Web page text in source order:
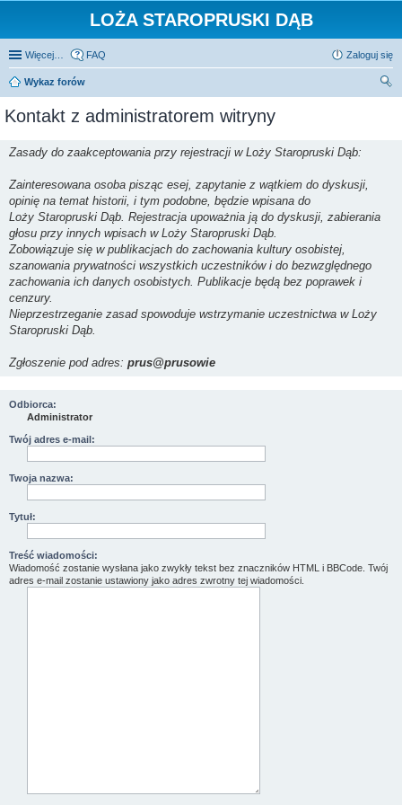
LOŻA STAROPRUSKI DĄB
Więcej… FAQ Zaloguj się
Wykaz forów
Kontakt z administratorem witryny
Zasady do zaakceptowania przy rejestracji w Loży Staropruski Dąb:
Zainteresowana osoba pisząc esej, zapytanie z wątkiem do dyskusji,
opinię na temat historii, i tym podobne, będzie wpisana do
Loży Staropruski Dąb. Rejestracja upoważnia ją do dyskusji, zabierania
głosu przy innych wpisach w Loży Staropruski Dąb.
Zobowiązuje się w publikacjach do zachowania kultury osobistej,
szanowania prywatności wszystkich uczestników i do bezwzględnego
zachowania ich danych osobistych. Publikacje będą bez poprawek i
cenzury.
Nieprzestrzeganie zasad spowoduje wstrzymanie uczestnictwa w Loży
Staropruski Dąb.
Zgłoszenie pod adres: prus@prusowie
Odbiorca:
Administrator
Twój adres e-mail:
Twoja nazwa:
Tytuł:
Treść wiadomości:
Wiadomość zostanie wysłana jako zwykły tekst bez znaczników HTML i BBCode. Twój
adres e-mail zostanie ustawiony jako adres zwrotny tej wiadomości.